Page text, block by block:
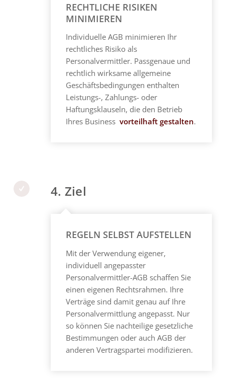
RECHTLICHE RISIKEN
MINIMIEREN
Individuelle AGB minimieren Ihr
rechtliches Risiko als
Personalvermittler. Passgenaue und
rechtlich wirksame allgemeine
Geschäftsbedingungen enthalten
Leistungs-, Zahlungs- oder
Haftungsklauseln, die den Betrieb
Ihres Businessvorteilhaft gestalten.
4. Ziel
REGELN SELBST AUFSTELLEN
Mit der Verwendung eigener,
individuell angepasster
Personalvermittler-AGB schaffen Sie
einen eigenen Rechtsrahmen. Ihre
Verträge sind damit genau auf Ihre
Personalvermittlungangepasst. Nur
so können Sie nachteilige gesetzliche
Bestimmungen oder auch AGB der
anderen Vertragspartei modifizieren.